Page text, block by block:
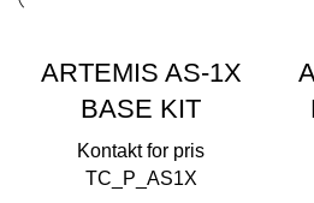
ARTEMIS AS-1X
BASE KIT
TC_P_AS1X